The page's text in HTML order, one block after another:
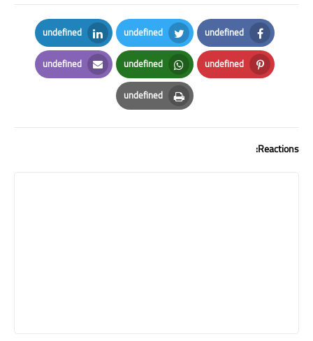
undefined
Facebook
undefined
Twitter
undefined
LinkedIn
undefined
Pinterest
undefined
Whatsapp
undefined
Email
undefined
Print
Reactions: